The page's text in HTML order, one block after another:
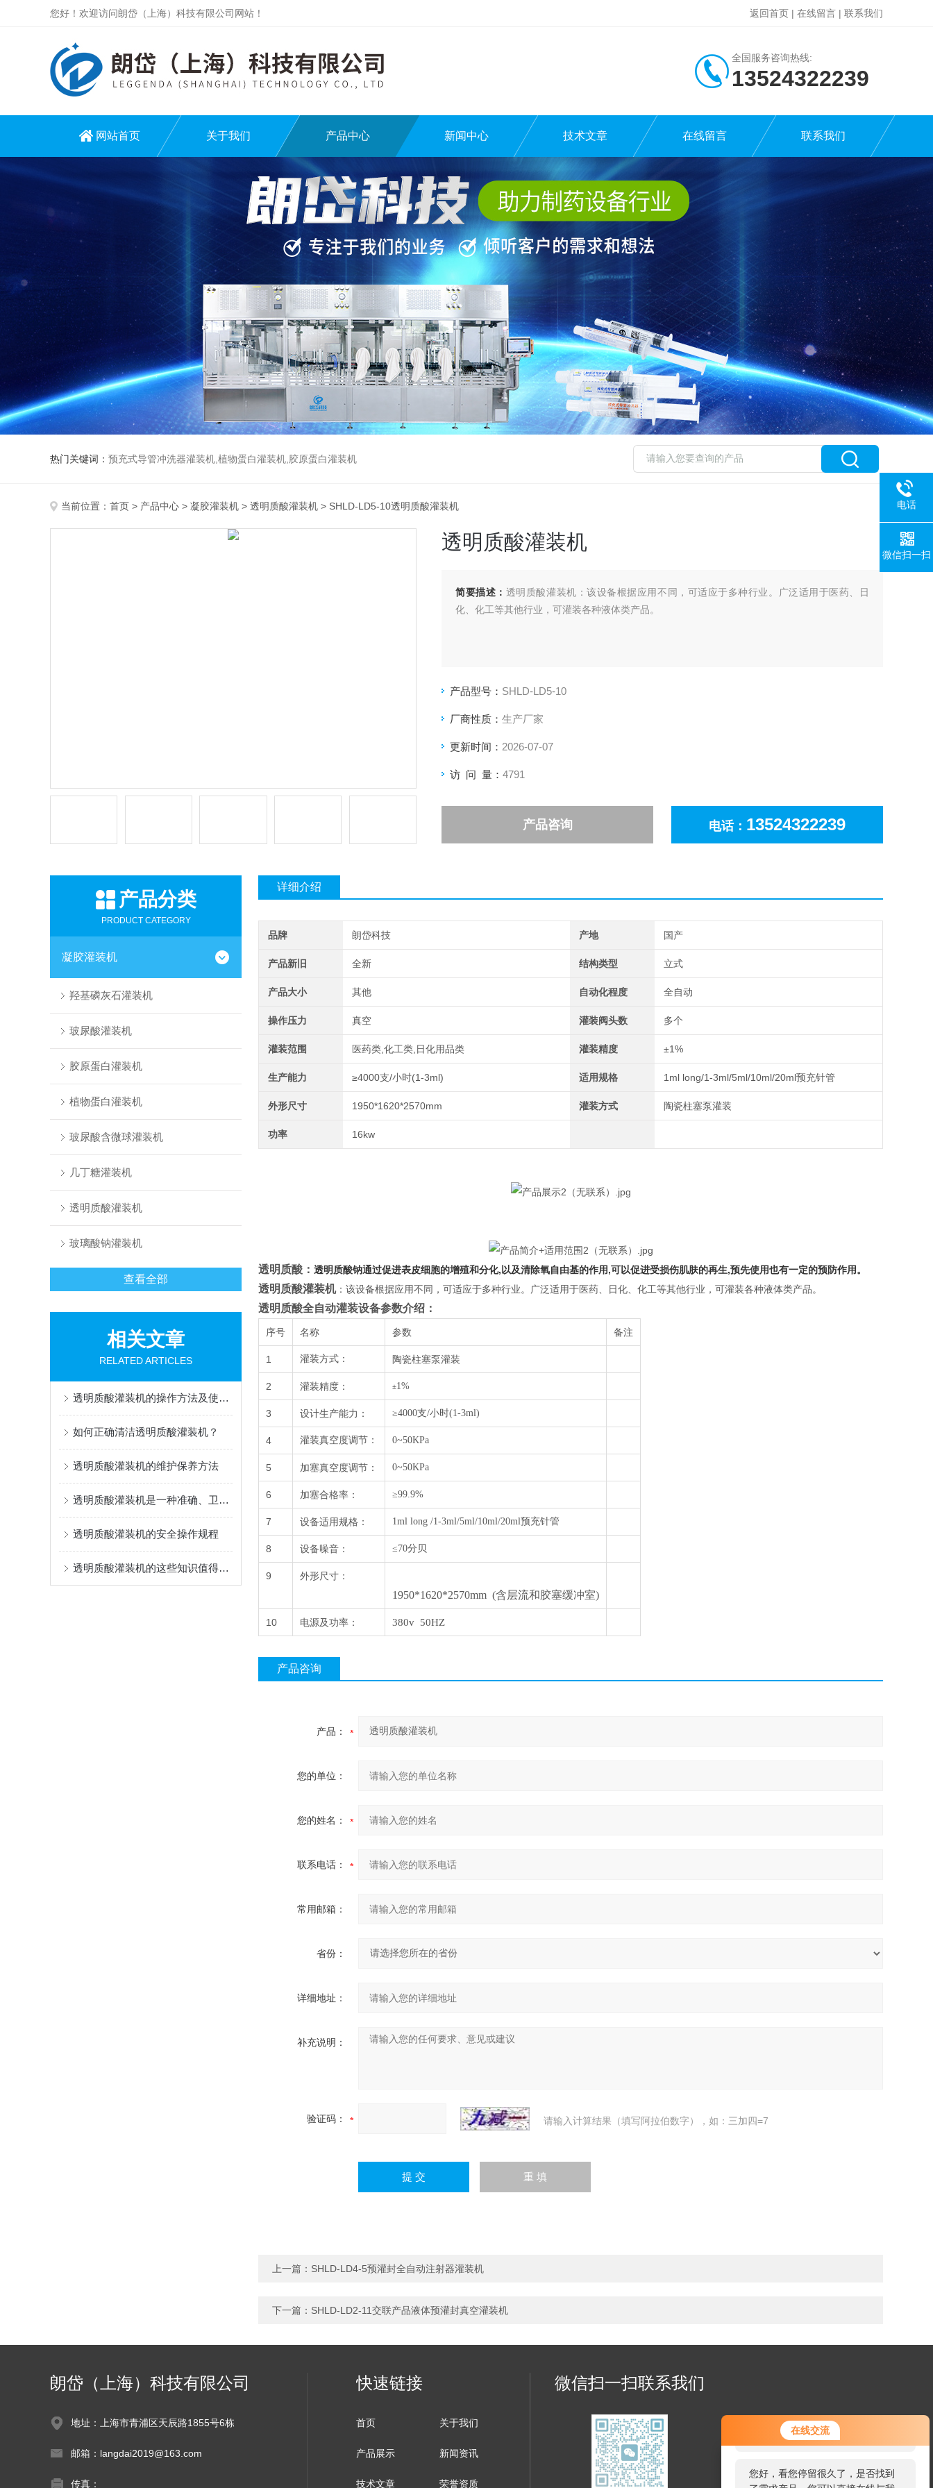
在线交流
您好！欢迎前来咨询，很高兴为您
服务，请问您要咨询什么问题呢？
您好，看您停留很久了，是否找到
您好！欢迎访问朗岱（上海）科技有限公司网站！ 返回首页 | 在线留言 | 联系我们
全国服务咨询热线:
13524322239
网站首页 关于我们 产品中心 新闻中心 技术文章 在线留言 联系我们
热门关键词： 预充式导管冲洗器灌装机,植物蛋白灌装机,胶原蛋白灌装机
当前位置： 首页 > 产品中心 > 凝胶灌装机 > 透明质酸灌装机 > SHLD-LD5-10透明质酸灌装机
透明质酸灌装机
简要描述： 透明质酸灌装机：该设备根据应用不同，可适应于多种行业。广泛适用于医药、日
化、化工等其他行业，可灌装各种液体类产品。
产品型号： SHLD-LD5-10
厂商性质： 生产厂家
更新时间： 2026-07-07
访 问 量： 4791
产品咨询 电话： 13524322239
产品分类
PRODUCT CATEGORY
凝胶灌装机
羟基磷灰石灌装机
玻尿酸灌装机
胶原蛋白灌装机
植物蛋白灌装机
玻尿酸含微球灌装机
几丁糖灌装机
透明质酸灌装机
玻璃酸钠灌装机
查看全部
相关文章
RELATED ARTICLES
透明质酸灌装机的操作方法及使用注意事项
如何正确清洁透明质酸灌装机？
透明质酸灌装机的维护保养方法
透明质酸灌装机是一种准确、卫生的灌装设备
透明质酸灌装机的安全操作规程
透明质酸灌装机的这些知识值得我们学习
详细介绍
品牌 朗岱科技 产地 国产
产品新旧 全新 结构类型 立式
产品大小 其他 自动化程度 全自动
操作压力 真空 灌装阀头数 多个
灌装范围 医药类,化工类,日化用品类 灌装精度 ±1%
生产能力 ≥4000支/小时(1-3ml) 适用规格 1ml long/1-3ml/5ml/10ml/20ml预充针管
外形尺寸 1950*1620*2570mm 灌装方式 陶瓷柱塞泵灌装
功率 16kw
透明质酸： 透明质酸钠通过促进表皮细胞的增殖和分化,以及清除氧自由基的作用,可以促进受损伤肌肤的再生,预先使用也有一定的预防作用。
透明质酸灌装机：该设备根据应用不同，可适应于多种行业。广泛适用于医药、日化、化工等其他行业，可灌装各种液体类产品。
透明质酸全自动灌装设备参数介绍：
序号 名称 参数 备注
1 灌装方式： 陶瓷柱塞泵灌装
2 灌装精度： ±1%
3 设计生产能力： ≥4000支/小时(1-3ml)
4 灌装真空度调节： 0~50KPa
5 加塞真空度调节： 0~50KPa
6 加塞合格率： ≥99.9%
7 设备适用规格： 1ml long /1-3ml/5ml/10ml/20ml预充针管
8 设备噪音： ≤70分贝
9 外形尺寸：
1950*1620*2570mm (含层流和胶塞缓冲室)
10 电源及功率： 380v 50HZ
产品咨询
产品：
您的单位：
您的姓名：
联系电话：
常用邮箱：
省份：
详细地址：
补充说明：
验证码： 请输入计算结果（填写阿拉伯数字），如：三加四=7
上一篇： SHLD-LD4-5预灌封全自动注射器灌装机
下一篇： SHLD-LD2-11交联产品液体预灌封真空灌装机
朗岱（上海）科技有限公司
地址：上海市青浦区天辰路1855号6栋
邮箱：langdai2019@163.com
传真：
快速链接
首页 关于我们
产品展示 新闻资讯
技术文章 荣誉资质
微信扫一扫联系我们
电话
微信扫一扫